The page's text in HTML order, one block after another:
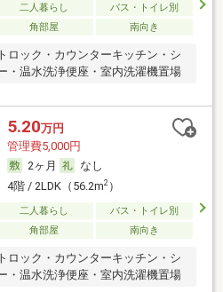
二人暮らし
バス・トイレ別
角部屋 南向き
ロック・カウンターキッチン・シ
・温水洗浄便座・室内洗濯機置場
5.20万円
管理費5,000円
2ヶ月
なし
4階 / 2LDK（56.2m2）
二人暮らし
バス・トイレ別
角部屋 南向き
ロック・カウンターキッチン・シ
・温水洗浄便座・室内洗濯機置場